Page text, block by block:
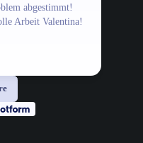
abgestimmt!
Arbeit Valentina!